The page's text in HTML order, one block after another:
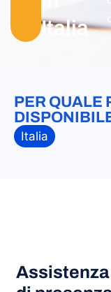
Italia
PER QUALE
Italia